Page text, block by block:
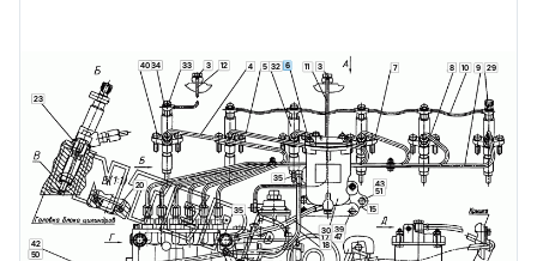
3 3
4 5 6 7 8 9
10
11
12
15
17
18
20
23
29
30
32
33
34
35
35
39
40
42
43
47
50
51